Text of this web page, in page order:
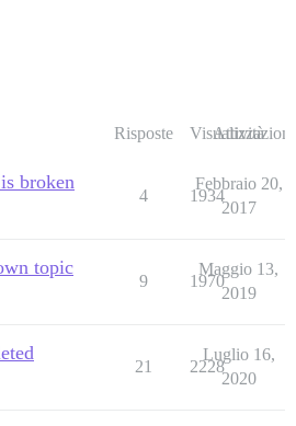
Risposte Visualizzazioni
Attività
broken
4 1934
Febbraio 20,
2017
topic
9 1970
Maggio 13,
2019
21 2228
Luglio 16,
2020